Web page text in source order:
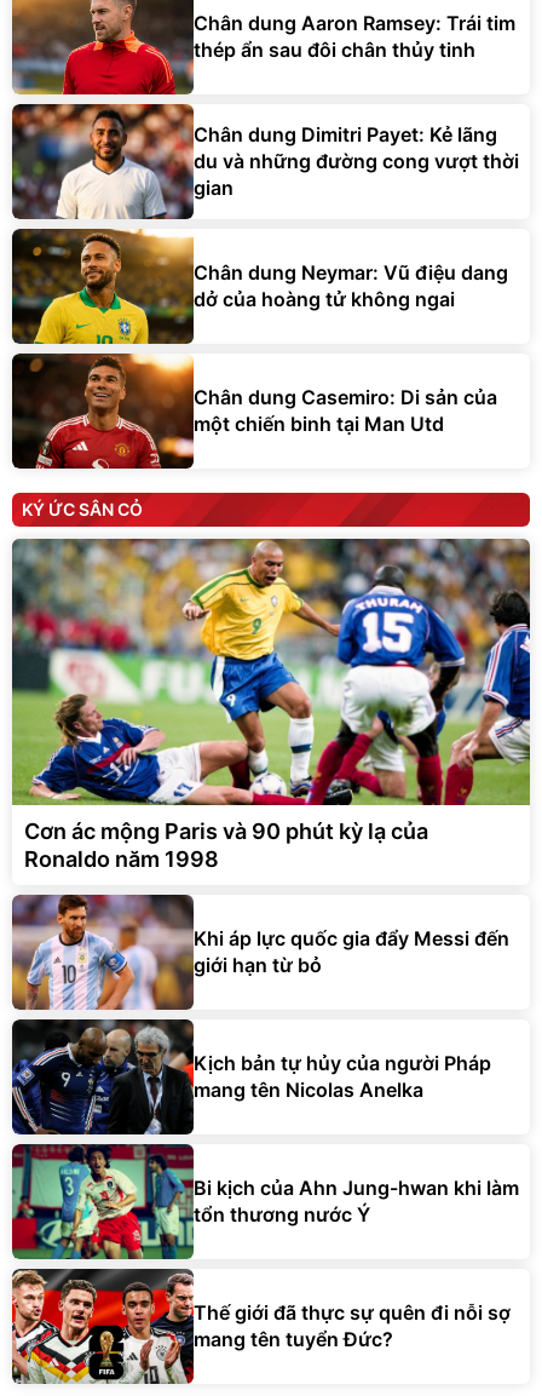
Chân dung Aaron Ramsey: Trái tim
thép ẩn sau đôi chân thủy tinh
Chân dung Dimitri Payet: Kẻ lãng
du và những đường cong vượt thời
gian
Chân dung Neymar: Vũ điệu dang
dở của hoàng tử không ngai
Chân dung Casemiro: Di sản của
một chiến binh tại Man Utd
KÝ ỨC SÂN CỎ
Cơn ác mộng Paris và 90 phút kỳ lạ của
Ronaldo năm 1998
Khi áp lực quốc gia đẩy Messi đến
giới hạn từ bỏ
Kịch bản tự hủy của người Pháp
mang tên Nicolas Anelka
Bi kịch của Ahn Jung-hwan khi làm
tổn thương nước Ý
Thế giới đã thực sự quên đi nỗi sợ
mang tên tuyển Đức?